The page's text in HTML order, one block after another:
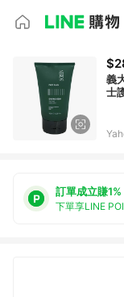
義
士
訂單成立賺1%
下單享LINE